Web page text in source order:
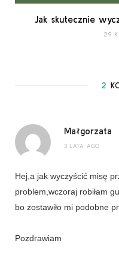
Jak skutecznie
29
2
Małgorzata
3 LATA AGO
Hej,a jak wyczyścić misę
problem,wczoraj robiłam
bo zostawiło mi podobne
Pozdrawiam